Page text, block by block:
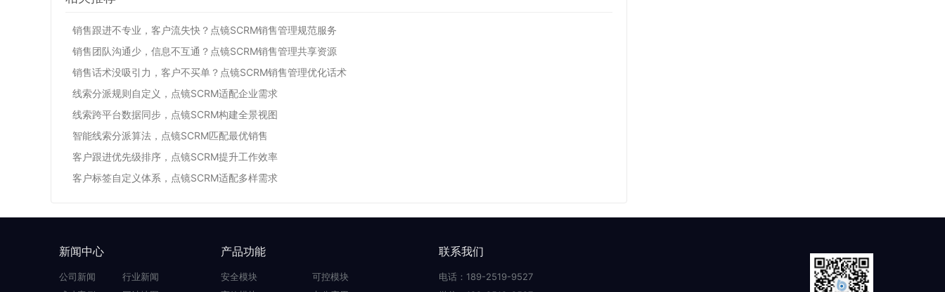
销售跟进不专业，客户流失快？点镜SCRM销售管理规范服务
销售团队沟通少，信息不互通？点镜SCRM销售管理共享资源
销售话术没吸引力，客户不买单？点镜SCRM销售管理优化话术
线索分派规则自定义，点镜SCRM适配企业需求
线索跨平台数据同步，点镜SCRM构建全景视图
智能线索分派算法，点镜SCRM匹配最优销售
客户跟进优先级排序，点镜SCRM提升工作效率
客户标签自定义体系，点镜SCRM适配多样需求
新闻中心
公司新闻
行业新闻
产品功能
安全模块
可控模块
联系我们
电话：189-2519-9527